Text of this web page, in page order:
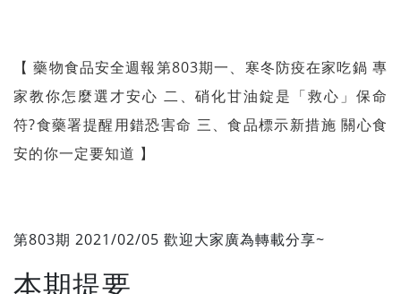
【 藥物食品安全週報第803期一、寒冬防疫在家吃鍋 專
家教你怎麼選才安心 二、硝化甘油錠是「救心」保命
符?食藥署提醒用錯恐害命 三、食品標示新措施 關心食
安的你一定要知道 】
第803期 2021/02/05 歡迎大家廣為轉載分享~
本期提要